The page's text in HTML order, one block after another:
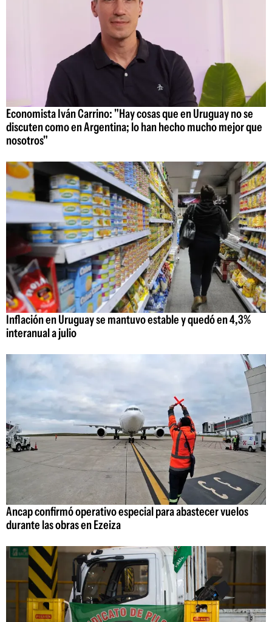
Economista Iván Carrino: "Hay cosas que en Uruguay no se
discuten como en Argentina; lo han hecho mucho mejor que
nosotros"
Inflación en Uruguay se mantuvo estable y quedó en 4,3%
interanual a julio
Ancap confirmó operativo especial para abastecer vuelos
durante las obras en Ezeiza